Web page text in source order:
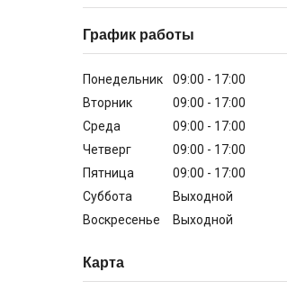
График работы
Понедельник 09:00
17:00
Вторник
09:00
17:00
Среда
09:00
17:00
Четверг
09:00
17:00
Пятница
09:00
17:00
Суббота
Выходной
Воскресенье
Выходной
Карта